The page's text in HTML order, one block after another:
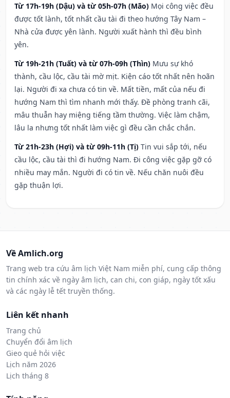
Từ 17h-19h (Dậu) và từ 05h-07h (Mão) Mọi công việc đều
được tốt lành, tốt nhất cầu tài đi theo hướng Tây Nam –
Nhà cửa được yên lành. Người xuất hành thì đều bình
yên.
Từ 19h-21h (Tuất) và từ 07h-09h (Thìn) Mưu sự khó
thành, cầu lộc, cầu tài mờ mịt. Kiện cáo tốt nhất nên hoãn
lại. Người đi xa chưa có tin về. Mất tiền, mất của nếu đi
hướng Nam thì tìm nhanh mới thấy. Đề phòng tranh cãi,
mâu thuẫn hay miệng tiếng tầm thường. Việc làm chậm,
lâu la nhưng tốt nhất làm việc gì đều cần chắc chắn.
Từ 21h-23h (Hợi) và từ 09h-11h (Tị) Tin vui sắp tới, nếu
cầu lộc, cầu tài thì đi hướng Nam. Đi công việc gặp gỡ có
nhiều may mắn. Người đi có tin về. Nếu chăn nuôi đều
gặp thuận lợi.
Về Amlich.org
Trang web tra cứu âm lịch Việt Nam miễn phí, cung cấp thông
tin chính xác về ngày âm lịch, can chi, con giáp, ngày tốt xấu
và các ngày lễ tết truyền thống.
Liên kết nhanh
Trang chủ
Chuyển đổi âm lịch
Gieo quẻ hỏi việc
Lịch năm 2026
Lịch tháng 8